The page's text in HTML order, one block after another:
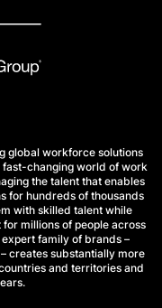
global workforce solutions
fast-changing world of work
the talent that enables
for hundreds of thousands
with skilled talent while
millions of people across
family of brands –
creates substantially more
and territories and